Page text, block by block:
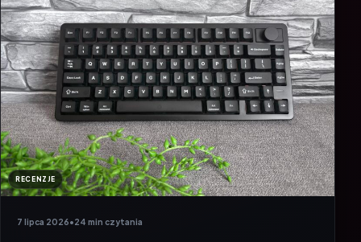
RECENZJE
7 lipca 2026•24 min czytania